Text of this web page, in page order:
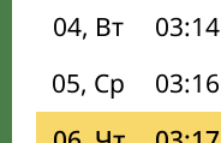
04, Вт
03:14
05, Ср
03:16